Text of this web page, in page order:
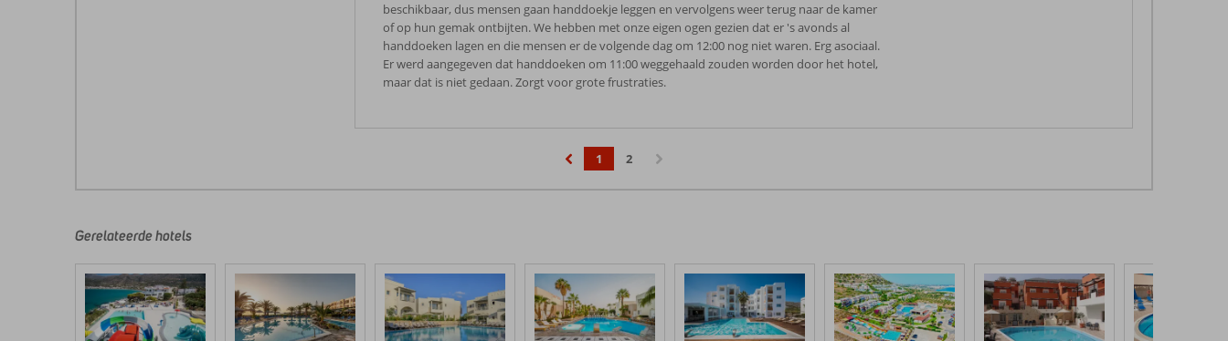
beschikbaar, dus mensen gaan handdoekje leggen en vervolgens weer terug naar de kamer
of op hun gemak ontbijten. We hebben met onze eigen ogen gezien dat er 's avonds al
handdoeken lagen en die mensen er de volgende dag om 12:00 nog niet waren. Erg asociaal.
Er werd aangegeven dat handdoeken om 11:00 weggehaald zouden worden door het hotel,
maar dat is niet gedaan. Zorgt voor grote frustraties.
1
2
Gerelateerde hotels